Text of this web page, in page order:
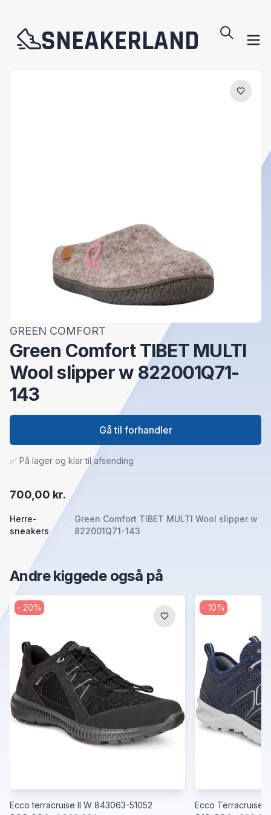
SNEAKERLAND
GREEN COMFORT
Green Comfort TIBET MULTI
Wool slipper w 822001Q71-
143
Herre-
sneakers
Green Comfort TIBET MULTI Wool slipper w
822001Q71-143
700,00 kr.
✅ På lager og klar til afsending
Gå til forhandler
Andre kiggede også på
- 20%
Ecco terracruise II W 843063-51052
- 10%
Ecco Terracruise